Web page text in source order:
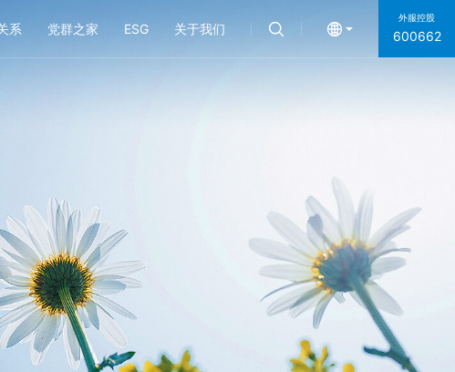
系 党群之家 ESG 关于我们
外服控股
600662